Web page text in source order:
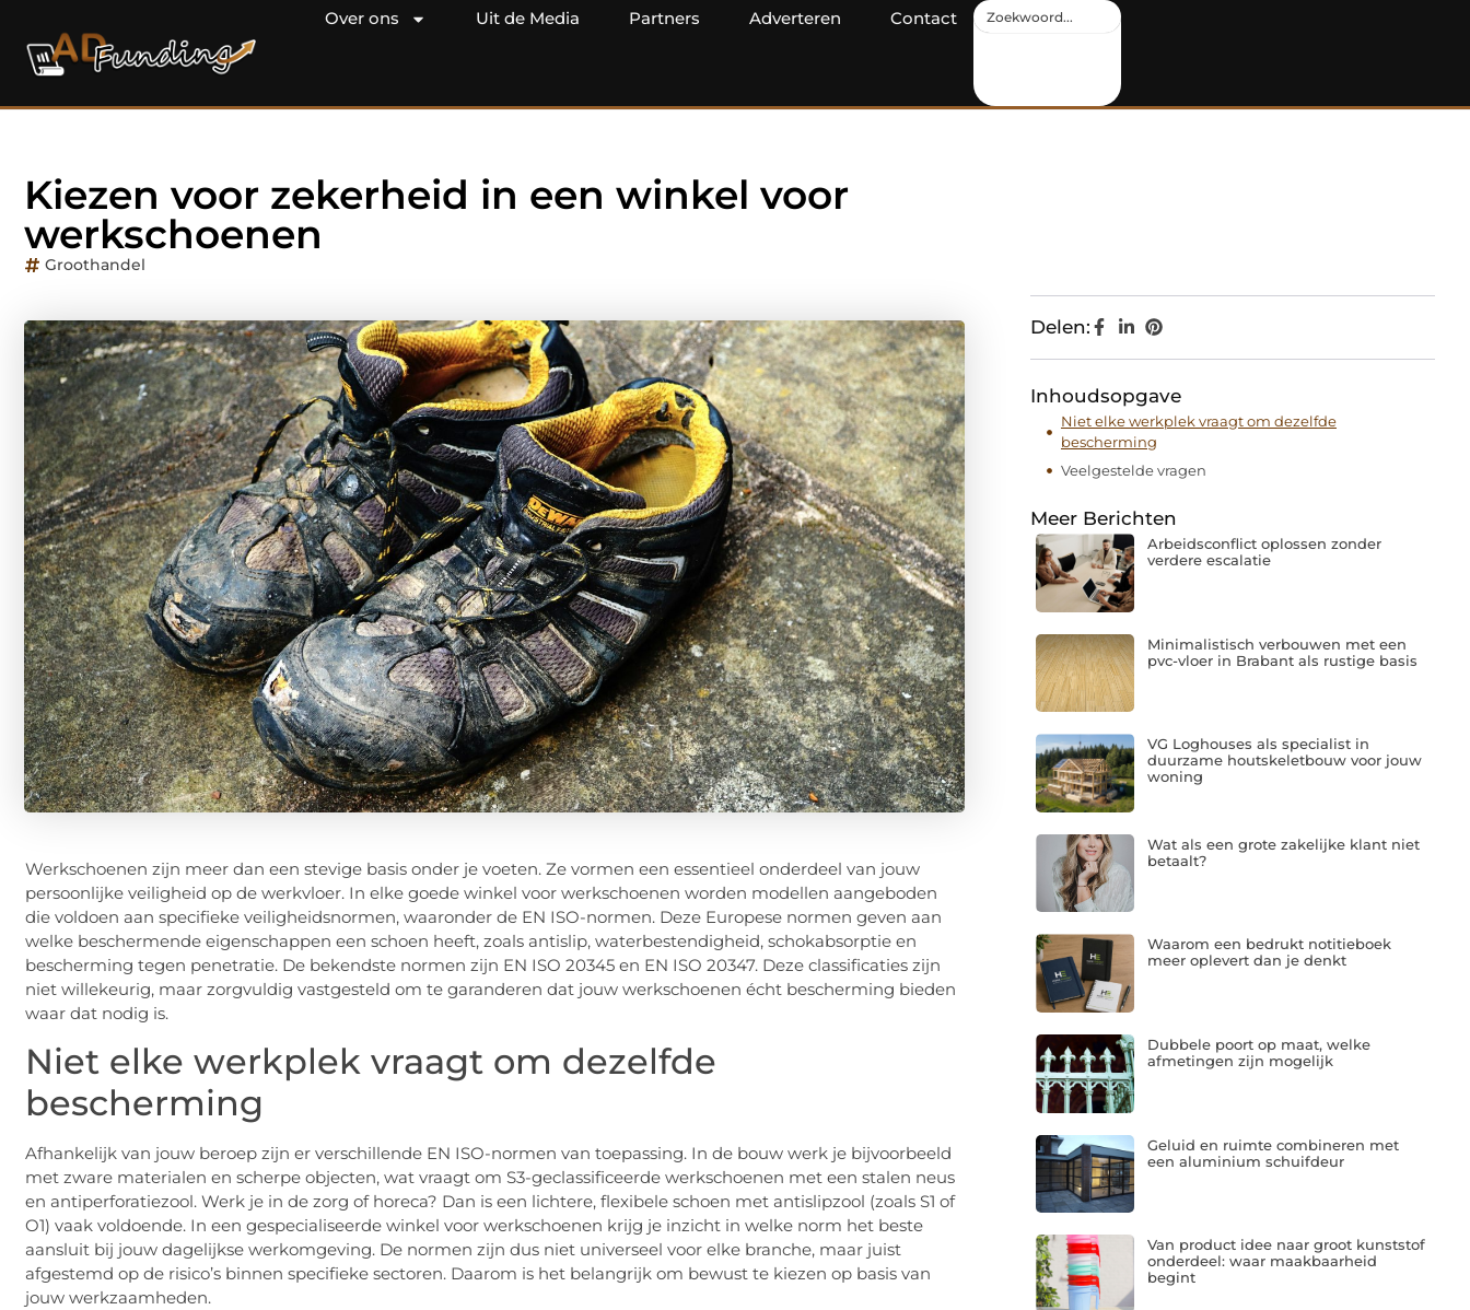
Over ons Uit de Media Partners Adverteren Contact
Kiezen voor zekerheid in een winkel voor
werkschoenen
Groothandel
Werkschoenen zijn meer dan een stevige basis onder je voeten. Ze vormen een essentieel onderdeel van jouw
persoonlijke veiligheid op de werkvloer. In elke goede winkel voor werkschoenen worden modellen aangeboden
die voldoen aan specifieke veiligheidsnormen, waaronder de EN ISO-normen. Deze Europese normen geven aan
welke beschermende eigenschappen een schoen heeft, zoals antislip, waterbestendigheid, schokabsorptie en
bescherming tegen penetratie. De bekendste normen zijn EN ISO 20345 en EN ISO 20347. Deze classificaties zijn
niet willekeurig, maar zorgvuldig vastgesteld om te garanderen dat jouw werkschoenen écht bescherming bieden
waar dat nodig is.
Niet elke werkplek vraagt om dezelfde
bescherming
Afhankelijk van jouw beroep zijn er verschillende EN ISO-normen van toepassing. In de bouw werk je bijvoorbeeld
met zware materialen en scherpe objecten, wat vraagt om S3-geclassificeerde werkschoenen met een stalen neus
en antiperforatiezool. Werk je in de zorg of horeca? Dan is een lichtere, flexibele schoen met antislipzool (zoals S1 of
O1) vaak voldoende. In een gespecialiseerde winkel voor werkschoenen krijg je inzicht in welke norm het beste
aansluit bij jouw dagelijkse werkomgeving. De normen zijn dus niet universeel voor elke branche, maar juist
afgestemd op de risico’s binnen specifieke sectoren. Daarom is het belangrijk om bewust te kiezen op basis van
jouw werkzaamheden.
Delen:
Inhoudsopgave
Niet elke werkplek vraagt om dezelfde
bescherming
Veelgestelde vragen
Meer Berichten
Arbeidsconflict oplossen zonder
verdere escalatie
Minimalistisch verbouwen met een
pvc-vloer in Brabant als rustige basis
VG Loghouses als specialist in
duurzame houtskeletbouw voor jouw
woning
Wat als een grote zakelijke klant niet
betaalt?
Waarom een bedrukt notitieboek
meer oplevert dan je denkt
Dubbele poort op maat, welke
afmetingen zijn mogelijk
Geluid en ruimte combineren met
een aluminium schuifdeur
Van product idee naar groot kunststof
onderdeel: waar maakbaarheid
begint